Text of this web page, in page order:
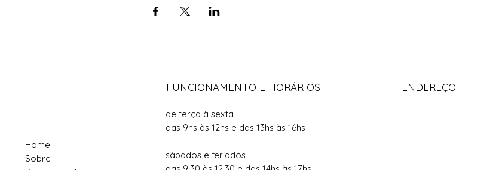
FUNCIONAMENTO E HORÁRIOS
de terça à sexta
das 9hs às 12hs e das 13hs às 16hs
sábados e feriados
ENDEREÇO
Home
Sobre